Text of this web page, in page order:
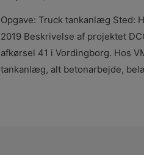
Opgave: Truck tankanlæg Sted:
2019 Beskrivelse af projektet
afkørsel 41 i Vordingborg. Hos
tankanlæg, alt betonarbejde,